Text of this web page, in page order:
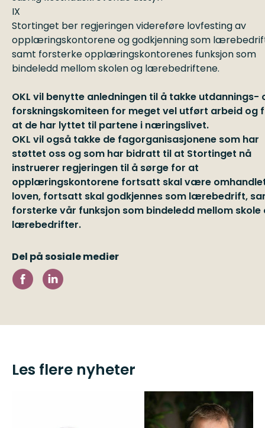
IX
Stortinget ber regjeringen videreføre lovfesting av
opplæringskontorene og godkjenning som
samt forsterke opplæringskontorenes funksjon som
bindeledd mellom skolen og lærebedriftene.
OKL vil benytte anledningen til å takke utdannings-
forskningskomiteen for meget vel utført arbeid og
at de har lyttet til partene i næringslivet.
OKL vil også takke de fagorganisasjonene som har
støttet oss og som har bidratt til at Stortinget nå
instruerer regjeringen til å sørge for at
opplæringskontorene fortsatt skal være
loven, fortsatt skal godkjennes som lærebedrift,
forsterke vår funksjon som bindeledd mellom skole
lærebedrifter.
Del på sosiale medier
Les flere nyheter